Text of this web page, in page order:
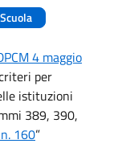
Scuola
4 maggio
per
istituzioni
389, 390,
160”